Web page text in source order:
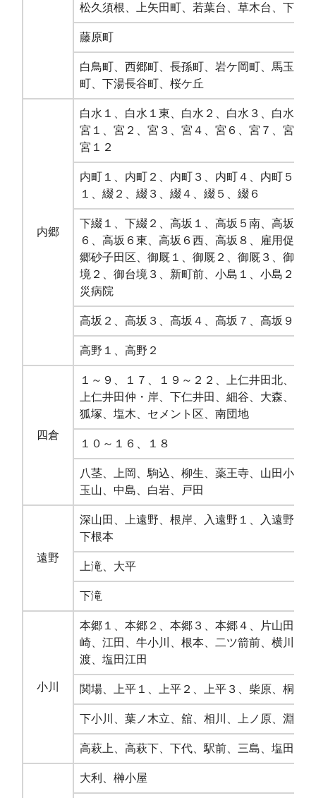
松久須根、上矢田町、若葉台、草木台、下浅
藤原町
白鳥町、西郷町、長孫町、岩ケ岡町、馬玉町
町、下湯長谷町、桜ケ丘
内郷
白水１、白水１東、白水２、白水３、白水５
宮１、宮２、宮３、宮４、宮６、宮７、宮８
宮１２
内町１、内町２、内町３、内町４、内町５、
１、綴２、綴３、綴４、綴５、綴６
下綴１、下綴２、高坂１、高坂５南、高坂５
６、高坂６東、高坂６西、高坂８、雇用促進
郷砂子田区、御厩１、御厩２、御厩３、御台
境２、御台境３、新町前、小島１、小島２、
災病院
高坂２、高坂３、高坂４、高坂７、高坂９、
高野１、高野２
四倉
１～９、１７、１９～２２、上仁井田北、上
上仁井田仲・岸、下仁井田、細谷、大森、名
狐塚、塩木、セメント区、南団地
１０～１６、１８
八茎、上岡、駒込、柳生、薬王寺、山田小湊
玉山、中島、白岩、戸田
遠野
深山田、上遠野、根岸、入遠野１、入遠野２
下根本
上滝、大平
下滝
小川
本郷１、本郷２、本郷３、本郷４、片山田、
崎、江田、牛小川、根本、二ツ箭前、横川、
渡、塩田江田
関場、上平１、上平２、上平３、柴原、桐ヶ
下小川、葉ノ木立、舘、相川、上ノ原、淵沢
高萩上、高萩下、下代、駅前、三島、塩田
大利、榊小屋